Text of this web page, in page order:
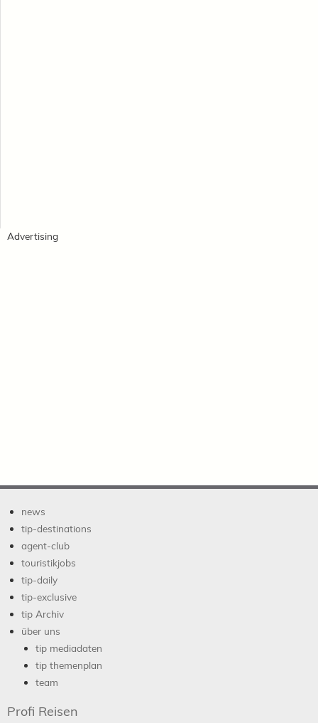
Advertising
news
tip-destinations
agent-club
touristikjobs
tip-daily
tip-exclusive
tip Archiv
über uns
tip mediadaten
tip themenplan
team
Profi Reisen